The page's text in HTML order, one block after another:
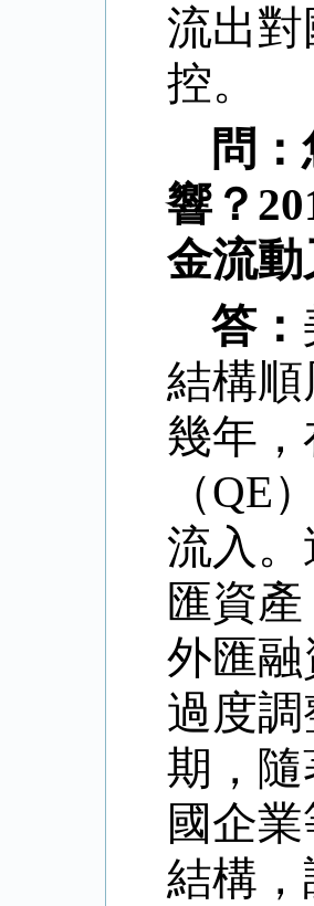
流出
控。
問
響？
金流
答：
結構
幾年
（QE
流入
匯資
外匯
過度
期，
國企
結構